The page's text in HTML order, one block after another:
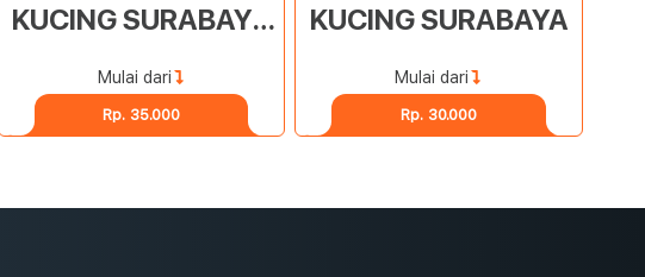
KUCING SURABAYA
TIMUR
Mulai dari
Rp. 35.000
KUCING SURABAYA
Mulai dari
Rp. 30.000